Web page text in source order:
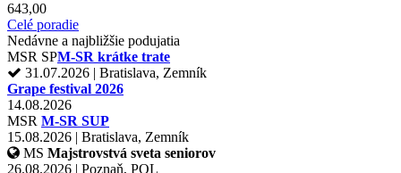
643,00
Celé poradie
Nedávne a najbližšie podujatia
MSR SPM-SR krátke trate
31.07.2026 | Bratislava, Zemník
Grape festival 2026
14.08.2026
MSR M-SR SUP
15.08.2026 | Bratislava, Zemník
MS Majstrovstvá sveta seniorov
26.08.2026 | Poznaň, POL